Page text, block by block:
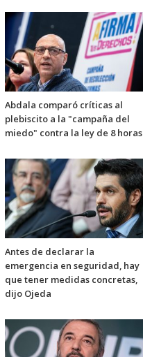
Abdala comparó críticas al
plebiscito a la "campaña del
miedo" contra la ley de 8 horas
Antes de declarar la
emergencia en seguridad, hay
que tener medidas concretas,
dijo Ojeda